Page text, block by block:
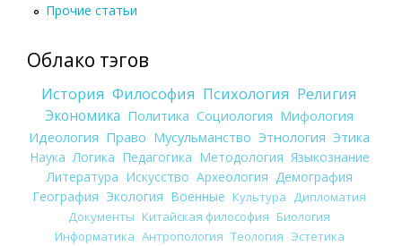
Прочие статьи
Облако тэгов
История Философия Психология Религия
Экономика Политика Социология Мифология
Идеология Право Мусульманство Этнология Этика
Наука Логика Педагогика Методология Языкознание
Литература Искусство Археология Демография
География Экология Военные Культура
Дипломатия
Документы Китайская философия Биология
Информатика Антропология Теология Эстетика